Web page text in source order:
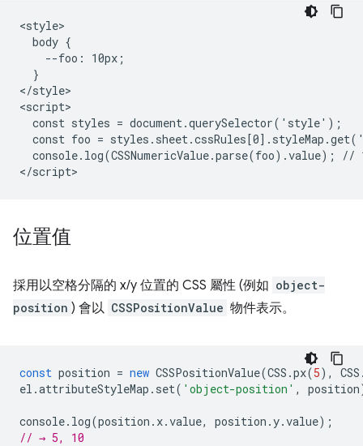
<style>
  body {
    --foo: 10px;
  }
</style>
<script>
  const styles = document.querySelector('style');
const foo =
console.log(CSSNumericValue.parse(foo).value); //
位置值
採用以空格分隔的 x/y 位置的 CSS 屬性 (例如 object-
position ) 會以 CSSPositionValue 物件表示。
const position = new CSSPositionValue(CSS .px(5), CSS
el .attributeStyleMap . set( 'object-position' , position
console. log(position . x.value, position .y.value);
// → 5, 10